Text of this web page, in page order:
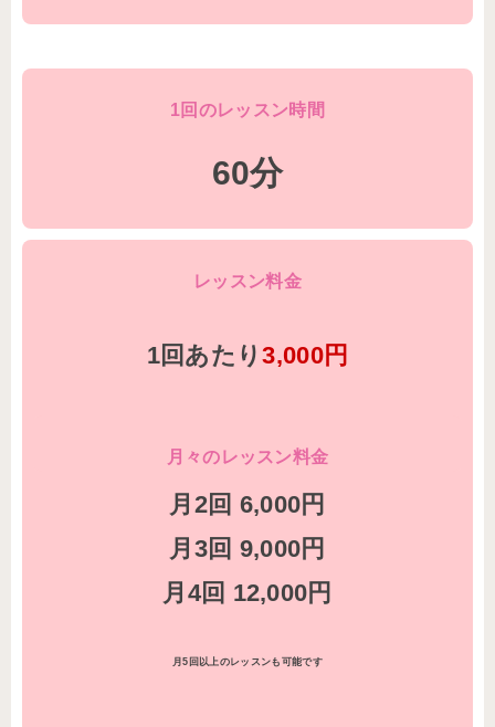
1回のレッスン時間
60分
レッスン料金
1回あたり3,000円
月々のレッスン料金
月2回 6,000円
月3回 9,000円
月4回 12,000円
月5回以上のレッスンも可能です